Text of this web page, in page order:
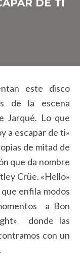
DE TI
este disco
de la escena
Jarqué. Lo que
a escapar de ti»
de mitad de
que da nombre
Crüe. «Hello»
enfila modos
a Bon
donde las
con un